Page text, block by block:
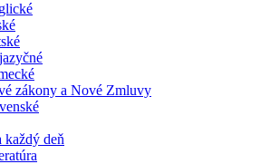
zákony a Nové Zmluvy
každý deň